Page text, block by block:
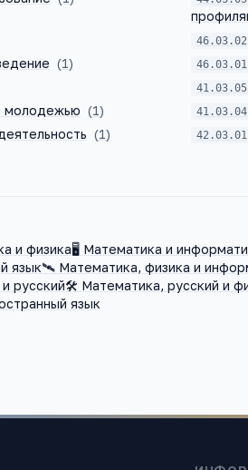
46.03.02
(1) 46.03.01
41.03.05
молодежью (1) 41.03.04
(1) 42.03.01
и физика🖥️ Математика и
язык🛰️ Математика, физика и
русский🛠️ Математика, русский и
язык